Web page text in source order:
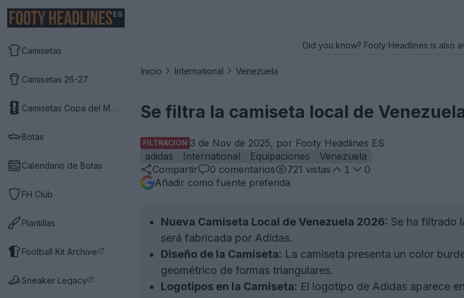
ES
Camisetas
Camisetas 26-27
Camisetas Copa del Mundo 2026
Botas
Calendario de Botas
FH Club
Plantillas
Football Kit Archive
Sneaker Legacy
Did you know? Footy Headlines is also
Inicio International Venezuela
Se filtra la camiseta local de
FILTRACIÓN 3 de Nov de 2025, por Footy Headlines ES
adidas
International Equipaciones
Venezuela
Compartir
0 comentarios 721 vistas 1
0
Añadir como fuente preferida
Nueva Camiseta Local de Venezuela 2026: Se ha filtrado
será fabricada por Adidas.
Diseño de la Camiseta: La camiseta presenta un color
geométrico de formas triangulares.
Logotipos en la Camiseta: El logotipo de Adidas aparece